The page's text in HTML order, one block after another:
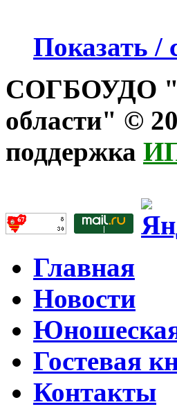
Показать /
СОГБОУДО
области" ©
поддержка
Главная
Новости
Гостевая
Контакты